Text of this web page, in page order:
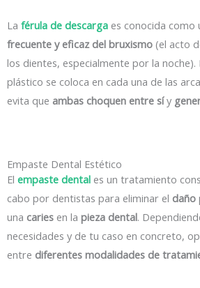
La férula de descarga es conocida como
frecuente y eficaz del bruxismo (el acto
los dientes, especialmente por la noche).
plástico se coloca en cada una de las
evita que ambas choquen entre síy
Empaste Dental Estético
El empaste dental es un tratamiento
cabo por dentistas para eliminar el daño
una caries en la pieza dental.
necesidades y de tu caso en concreto,
entre diferentes modalidades de